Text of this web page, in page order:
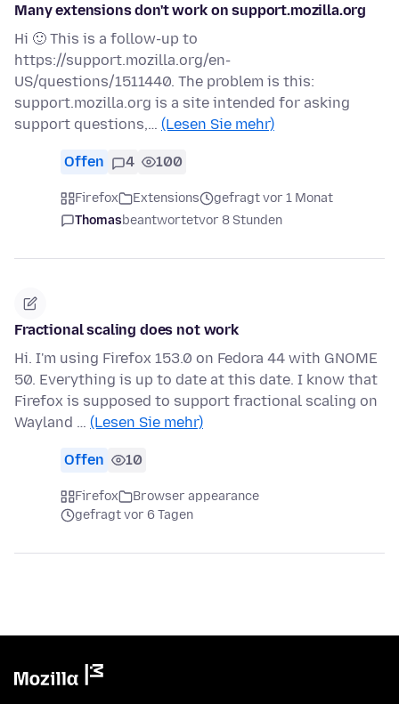
Many extensions don't work on support.mozilla.org
Hi 🙂 This is a follow-up to
https://support.mozilla.org/en-
US/questions/1511440. The problem is this:
support.mozilla.org is a site intended for asking
support questions,… (Lesen Sie mehr)
Offen 4 100
Firefox Extensions
gefragt vor 1 Monat
Thomasbeantwortetvor 8 Stunden
Fractional scaling does not work
Hi. I'm using Firefox 153.0 on Fedora 44 with GNOME
50. Everything is up to date at this date. I know that
Firefox is supposed to support fractional scaling on
Wayland … (Lesen Sie mehr)
Offen 10
Firefox
Browser appearance
gefragt vor 6 Tagen